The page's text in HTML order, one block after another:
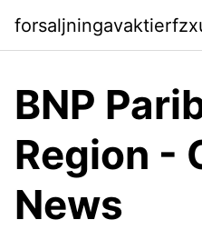
BNP
Region -
News